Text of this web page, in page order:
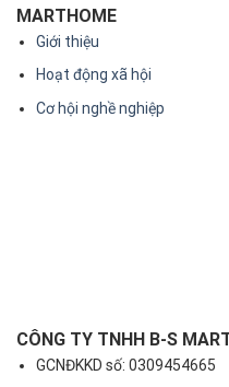
MARTHOME
Giới thiệu
Hoạt động xã hội
Cơ hội nghề nghiệp
CÔNG TY TNHH B-S
GCNĐKKD số: 0309454665